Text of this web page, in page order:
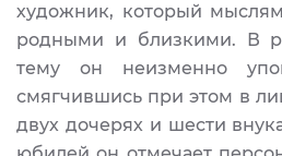
художник, который
родными и близкими. В
тему он неизменно
смягчившись при этом в
двух дочерях и шести